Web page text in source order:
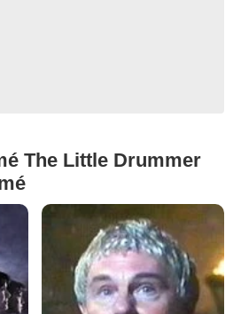
The Little Drummer